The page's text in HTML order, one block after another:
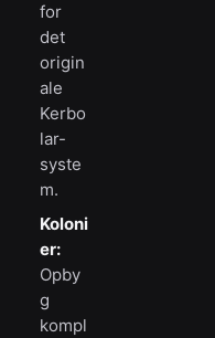
for
det
origin
ale
Kerbo
lar-
syste
m.
Koloni
er:
Opby
g
kompl